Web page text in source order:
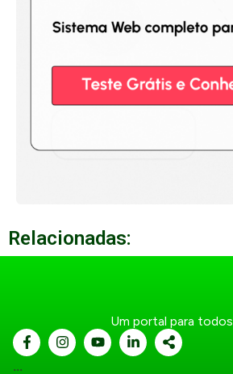
Relacionadas:
Um portal para todos
...